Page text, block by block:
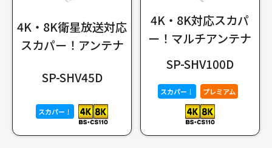
4K・8K衛星放送対応
スカパー！アンテナ
SP-SHV45D
4K・8K対応スカパ
ー！マルチアンテナ
SP-SHV100D